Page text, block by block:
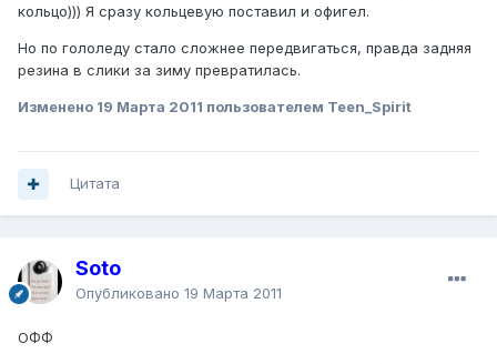
кольцо))) Я сразу кольцевую поставил и офигел.
Но по гололеду стало сложнее передвигаться, правда задняя
резина в слики за зиму превратилась.
Изменено 19 Марта 2011 пользователем Teen_Spirit
Цитата
Soto
Опубликовано 19 Марта 2011
ОФФ